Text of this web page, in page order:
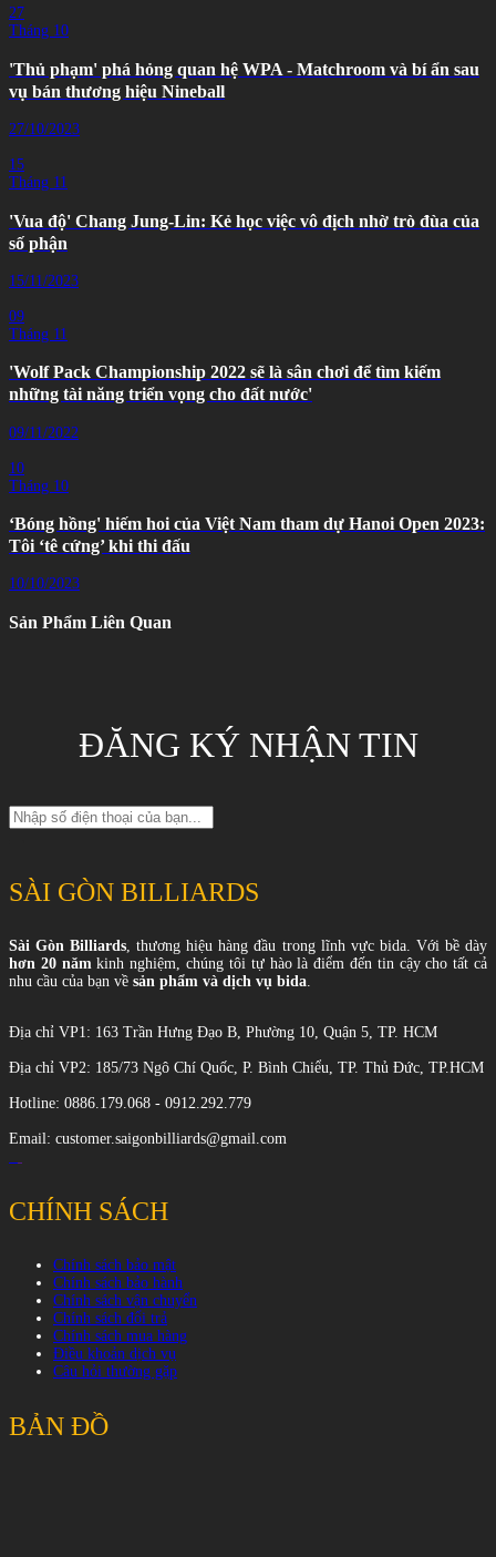
27
Tháng 10
'Thủ phạm' phá hỏng quan hệ WPA - Matchroom và bí ẩn sau
vụ bán thương hiệu Nineball
27/10/2023
15
Tháng 11
'Vua độ' Chang Jung-Lin: Kẻ học việc vô địch nhờ trò đùa của
số phận
15/11/2023
09
Tháng 11
'Wolf Pack Championship 2022 sẽ là sân chơi để tìm kiếm
những tài năng triển vọng cho đất nước'
09/11/2022
10
Tháng 10
‘Bóng hồng' hiếm hoi của Việt Nam tham dự Hanoi Open 2023:
Tôi ‘tê cứng’ khi thi đấu
10/10/2023
Sản Phẩm Liên Quan
ĐĂNG KÝ NHẬN TIN
SÀI GÒN BILLIARDS
Sài Gòn Billiards, thương hiệu hàng đầu trong lĩnh vực bida. Với bề dày
hơn 20 nămkinh nghiệm, chúng tôi tự hào là điểm đến tin cậy cho tất cả
nhu cầu của bạn về sản phẩm và dịch vụ bida.
Địa chỉ VP1: 163 Trần Hưng Đạo B, Phường 10, Quận 5, TP. HCM
Địa chỉ VP2: 185/73 Ngô Chí Quốc, P. Bình Chiểu, TP. Thủ Đức, TP.HCM
Hotline: 0886.179.068 - 0912.292.779
Email: customer.saigonbilliards@gmail.com
CHÍNH SÁCH
Chính sách bảo mật
Chính sách bảo hành
Chính sách vận chuyển
Chính sách đổi trả
Chính sách mua hàng
Điều khoản dịch vụ
Câu hỏi thường gặp
BẢN ĐỒ